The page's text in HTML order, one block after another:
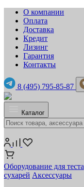
О компании
Оплата
Доставка
Кредит
Лизинг
Гарантия
Контакты
8 (495) 795-85-87
Каталог
Оборудование для теста
сухарей Аксессуары